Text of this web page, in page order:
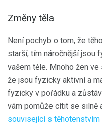
Změny těla
Není pochyb o tom, že
starší, tím náročnější jsou
vašem těle. Mnoho žen
že jsou fyzicky aktivní a
fyzicky v pořádku a
vám pomůže cítit se silně
související s těhotenstvím